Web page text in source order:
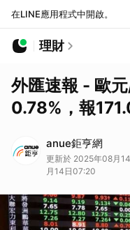
在LINE應用程式中開啟。
理財
外匯速報 - 歐
0.78%，報
anue鉅亨網
更新於 2025年08月
月14日07:20